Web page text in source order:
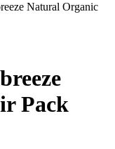
Natural Organic
Pack